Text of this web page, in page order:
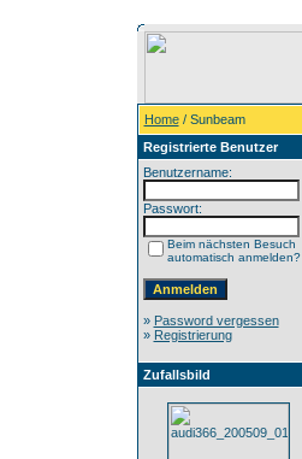
Home/ Sunbeam
Registrierte Benutzer
Benutzername:
Passwort:
Beim nächsten Besuch
automatisch anmelden?
» Password vergessen
» Registrierung
Zufallsbild